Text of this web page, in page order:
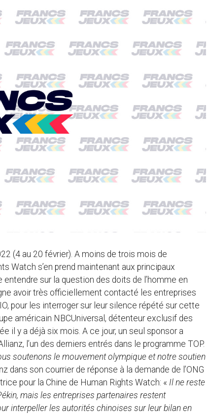
(4 au 20 février). A moins de trois mois de
Watch s’en prend maintenant aux principaux
sur la question des doits de l’homme en
avoir très officiellement contacté les entreprises
pour les interroger sur leur silence répété sur cette
américain NBCUniversal, détenteur exclusif des
il y a déjà six mois. A ce jour, un seul sponsor a
l’un des derniers entrés dans le programme TOP.
soutenons le mouvement olympique et notre soutien
dans son courrier de réponse à la demande de l’ONG
pour la Chine de Human Rights Watch: « Il ne reste
mais les entreprises partenaires restent
interpeller les autorités chinoises sur leur bilan en